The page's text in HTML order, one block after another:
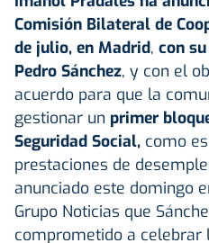
Comisión Bilateral de
de julio, en Madrid, con
Pedro Sánchez, y con el
acuerdo para que la
gestionar un primer
Seguridad Social, como
prestaciones de
anunciado este domingo
Grupo Noticias que
comprometido a celebrar